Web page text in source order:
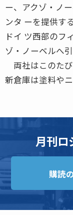
ー、アクゾ・ノ
ンタ ーを提供す
ドイ ツ西部のフ
ゾ・ノーベルへ
両社はこのたび
新倉庫は塗料や
月刊ロ
購読